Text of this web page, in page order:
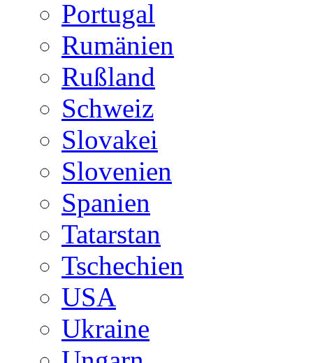
Portugal
Rumänien
Rußland
Schweiz
Slovakei
Slovenien
Spanien
Tatarstan
Tschechien
USA
Ukraine